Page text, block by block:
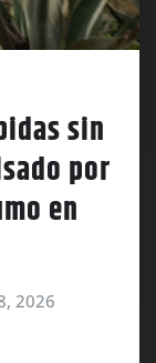
sin
por
en
2026